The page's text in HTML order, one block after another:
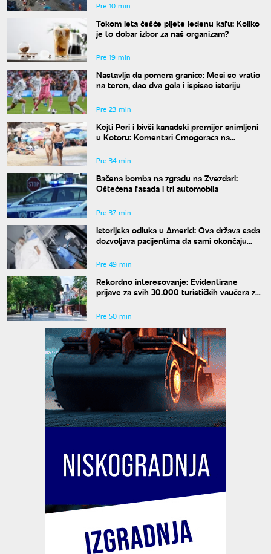
Pre 10 min
Tokom leta češće pijete ledenu kafu: Koliko
je to dobar izbor za naš organizam?
Pre 19 min
Nastavlja da pomera granice: Mesi se vratio
na teren, dao dva gola i ispisao istoriju
Pre 23 min
Kejti Peri i bivši kanadski premijer snimljeni
u Kotoru: Komentari Crnogoraca na
Pre 34 min
Bačena bomba na zgradu na Zvezdari:
Oštećena fasada i tri automobila
Pre 37 min
Istorijska odluka u Americi: Ova država sada
dozvoljava pacijentima da sami okončaju
Pre 49 min
Rekordno interesovanje: Evidentirane
prijave za svih 30.000 turističkih vaučera za
Pre 50 min